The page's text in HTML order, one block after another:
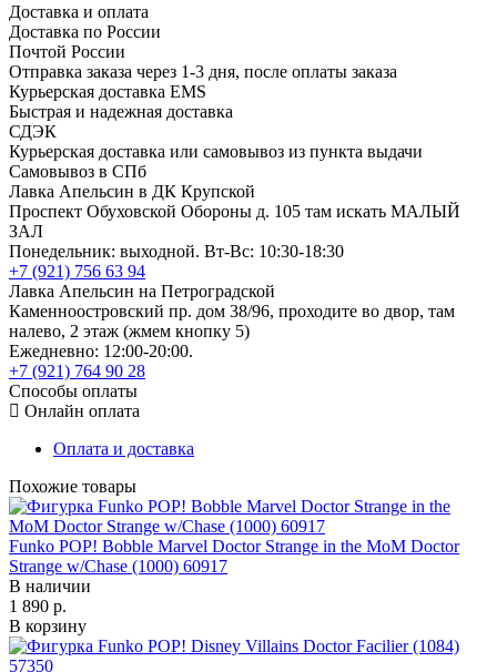
Доставка и оплата
Доставка по России
Почтой России
Отправка заказа через 1-3 дня, после оплаты заказа
Курьерская доставка EMS
Быстрая и надежная доставка
СДЭК
Курьерская доставка или самовывоз из пункта выдачи
Самовывоз в СПб
Лавка Апельсин в ДК Крупской
Проспект Обуховской Обороны д. 105 там искать МАЛЫЙ
ЗАЛ
Понедельник: выходной. Вт-Вс: 10:30-18:30
+7 (921) 756 63 94
Лавка Апельсин на Петроградской
Каменноостровский пр. дом 38/96, проходите во двор, там
налево, 2 этаж (жмем кнопку 5)
Ежедневно: 12:00-20:00.
+7 (921) 764 90 28
Способы оплаты
Онлайн оплата
Оплата и доставка
Похожие товары
Funko POP! Bobble Marvel Doctor Strange in the MoM Doctor
Strange w/Chase (1000) 60917
В наличии
1 890 р.
В корзину